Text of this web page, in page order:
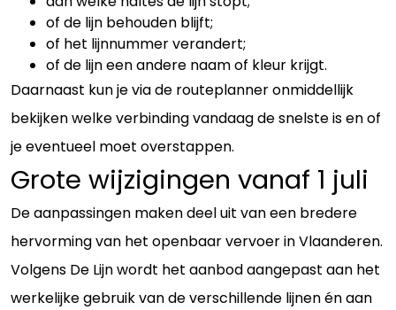
of de lijn behouden blijft;
of het lijnnummer verandert;
of de lijn een andere naam of kleur krijgt.
Daarnaast kun je via de routeplanner onmiddellijk
bekijken welke verbinding vandaag de snelste is en of
je eventueel moet overstappen.
Grote wijzigingen vanaf 1 juli
De aanpassingen maken deel uit van een bredere
hervorming van het openbaar vervoer in Vlaanderen.
Volgens De Lijn wordt het aanbod aangepast aan het
werkelijke gebruik van de verschillende lijnen én aan